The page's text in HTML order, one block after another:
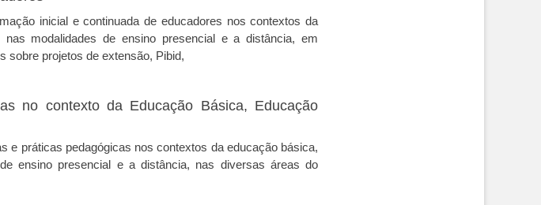
inicial e continuada de educadores nos contextos da
modalidades de ensino presencial e a distância, em
sobre projetos de extensão, Pibid,
no contexto da Educação Básica, Educação
e práticas pedagógicas nos contextos da educação básica,
ensino presencial e a distância, nas diversas áreas do